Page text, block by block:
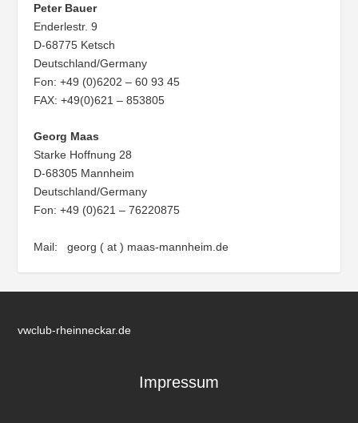
Peter Bauer
Enderlestr. 9
D-68775 Ketsch
Deutschland/Germany
Fon: +49 (0)6202 – 60 93 45
FAX: +49(0)621 – 853805
Georg Maas
Starke Hoffnung 28
D-68305 Mannheim
Deutschland/Germany
Fon: +49 (0)621 – 76220875
Mail: georg ( at ) maas-mannheim.de
vwclub-rheinneckar.de
Impressum